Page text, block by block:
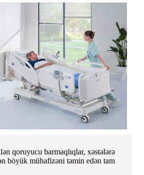
qoruyucu barmaqlıqlar, xəstələrə
böyük mühafizəni təmin edən tam